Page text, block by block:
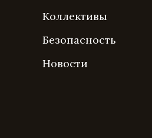
Коллективы
Безопасность
Новости